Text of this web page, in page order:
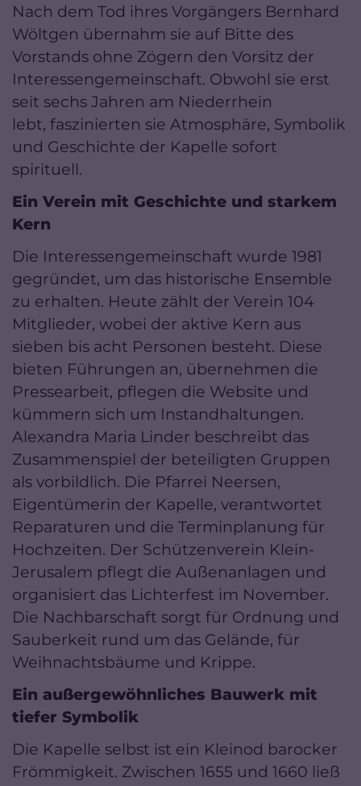
Nach dem Tod ihres Vorgängers Bernhard
Wöltgen übernahm sie auf Bitte des
Vorstands ohne Zögern den Vorsitz der
Interessengemeinschaft. Obwohl sie erst
seit sechs Jahren am Niederrhein
lebt, faszinierten sie Atmosphäre, Symbolik
und Geschichte der Kapelle sofort
spirituell.
Ein Verein mit Geschichte und starkem
Kern
Die Interessengemeinschaft wurde 1981
gegründet, um das historische Ensemble
zu erhalten. Heute zählt der Verein 104
Mitglieder, wobei der aktive Kern aus
sieben bis acht Personen besteht. Diese
bieten Führungen an, übernehmen die
Pressearbeit, pflegen die Website und
kümmern sich um Instandhaltungen.
Alexandra Maria Linder beschreibt das
Zusammenspiel der beteiligten Gruppen
als vorbildlich. Die Pfarrei Neersen,
Eigentümerin der Kapelle, verantwortet
Reparaturen und die Terminplanung für
Hochzeiten. Der Schützenverein Klein-
Jerusalem pflegt die Außenanlagen und
organisiert das Lichterfest im November.
Die Nachbarschaft sorgt für Ordnung und
Sauberkeit rund um das Gelände, für
Weihnachtsbäume und Krippe.
Ein außergewöhnliches Bauwerk mit
tiefer Symbolik
Die Kapelle selbst ist ein Kleinod barocker
Frömmigkeit. Zwischen 1655 und 1660 ließ